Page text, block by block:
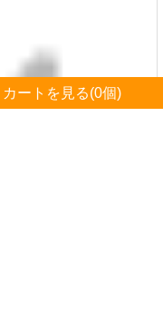
カートを見る(0個)